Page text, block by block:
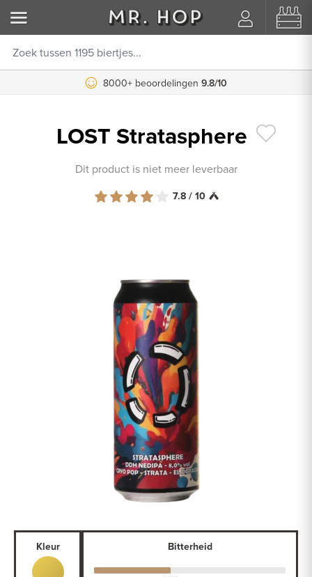
8000+ beoordelingen 9.8/10
LOST Stratasphere
Dit product is niet meer leverbaar
7.8 / 10
Kleur Bitterheid